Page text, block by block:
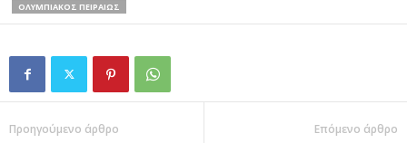
ΟΛΥΜΠΙΑΚΟΣ ΠΕΙΡΑΙΩΣ
Προηγούμενο άρθρο Επόμενο άρθρο